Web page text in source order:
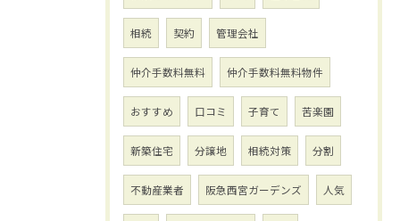
相続 契約 管理会社
仲介手数料無料 仲介手数料無料物件
おすすめ 口コミ 子育て 苦楽園
新築住宅 分譲地 相続対策 分割
不動産業者 阪急西宮ガーデンズ 人気